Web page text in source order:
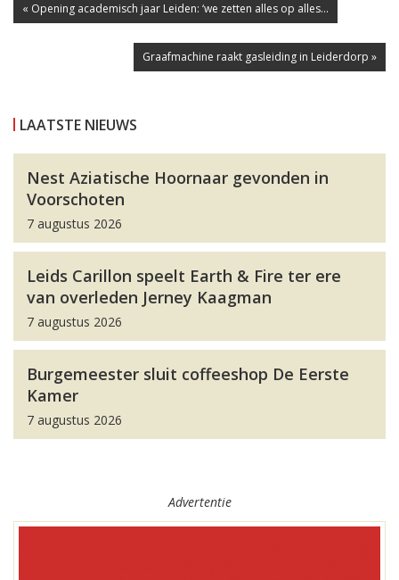
« Opening academisch jaar Leiden: ‘we zetten alles op alles...
Graafmachine raakt gasleiding in Leiderdorp »
LAATSTE NIEUWS
Nest Aziatische Hoornaar gevonden in
Voorschoten
7 augustus 2026
Leids Carillon speelt Earth & Fire ter ere
van overleden Jerney Kaagman
7 augustus 2026
Burgemeester sluit coffeeshop De Eerste
Kamer
7 augustus 2026
Advertentie